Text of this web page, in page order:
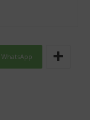
WhatsApp